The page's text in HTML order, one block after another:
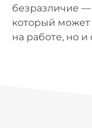
безразличие —
который
на работе, но и